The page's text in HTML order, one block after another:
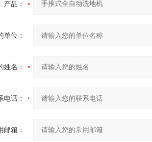
产品：
单位：
姓名：
电话：
邮箱：